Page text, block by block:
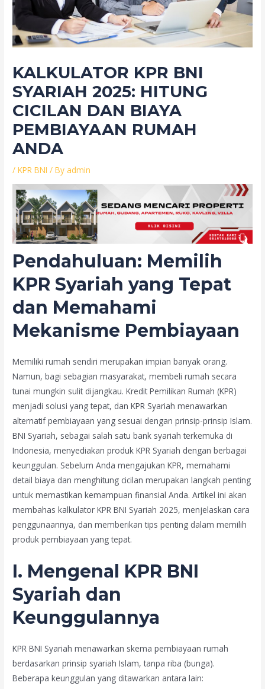
KALKULATOR KPR BNI
SYARIAH 2025: HITUNG
CICILAN DAN BIAYA
PEMBIAYAAN RUMAH
ANDA
/KPR BNI / By admin
Pendahuluan: Memilih
KPR Syariah yang Tepat
dan Memahami
Mekanisme Pembiayaan
Memiliki rumah sendiri merupakan impian banyak orang.
Namun, bagi sebagian masyarakat, membeli rumah secara
tunai mungkin sulit dijangkau. Kredit Pemilikan Rumah (KPR)
menjadi solusi yang tepat, dan KPR Syariah menawarkan
alternatif pembiayaan yang sesuai dengan prinsip-prinsip Islam.
BNI Syariah, sebagai salah satu bank syariah terkemuka di
Indonesia, menyediakan produk KPR Syariah dengan berbagai
keunggulan. Sebelum Anda mengajukan KPR, memahami
detail biaya dan menghitung cicilan merupakan langkah penting
untuk memastikan kemampuan finansial Anda. Artikel ini akan
membahas kalkulator KPR BNI Syariah 2025, menjelaskan cara
penggunaannya, dan memberikan tips penting dalam memilih
produk pembiayaan yang tepat.
I. Mengenal KPR BNI
Syariah dan
Keunggulannya
KPR BNI Syariah menawarkan skema pembiayaan rumah
berdasarkan prinsip syariah Islam, tanpa riba (bunga).
Beberapa keunggulan yang ditawarkan antara lain: